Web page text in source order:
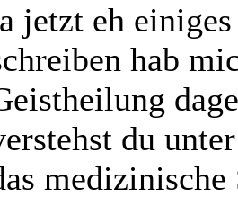
jetzt eh
hab
du